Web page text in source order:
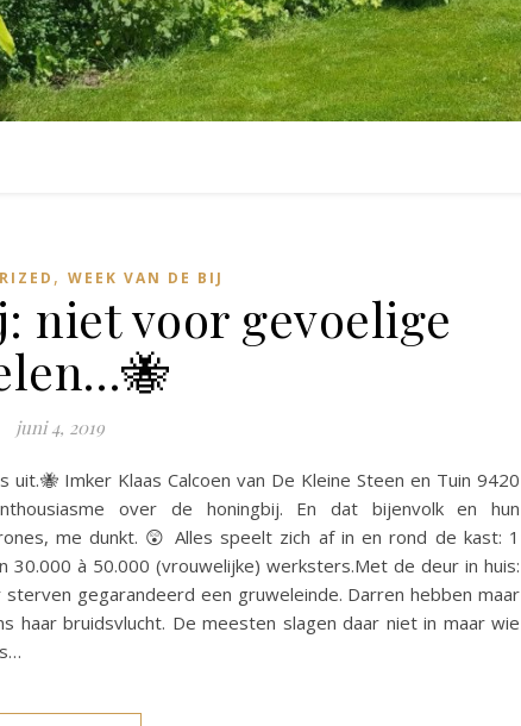
, WEEK VAN DE BIJ
niet voor gevoelige
juni 4, 2019
Imker Klaas Calcoen van De Kleine Steen en Tuin 9420
over de honingbij. En dat bijenvolk en hun
me dunkt. 😲 Alles speelt zich af in en rond de kast: 1
30.000 à 50.000 (vrouwelijke) werksters.Met de deur in huis:
gegarandeerd een gruweleinde. Darren hebben maar
haar bruidsvlucht. De meesten slagen daar niet in maar wie